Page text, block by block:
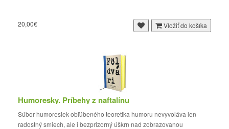
20,00€ Vložiť do košíka
Humoresky. Príbehy z naftalínu
Súbor humoresiek obľúbeného teoretika humoru nevyvoláva len
radostný smiech, ale i bezprizorný úškrn nad zobrazovanou